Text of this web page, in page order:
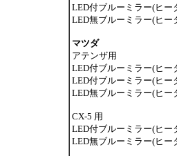
LED付ブルーミラー(ヒ
LED無ブルーミラー(ヒ
マツダ
アテンザ用
LED付ブルーミラー(ヒ
LED付ブルーミラー(ヒ
LED無ブルーミラー(ヒ
CX-5 用
LED付ブルーミラー(ヒ
LED無ブルーミラー(ヒ